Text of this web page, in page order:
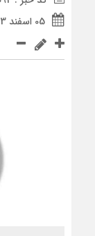
05 اسفند 1403 - 12:26